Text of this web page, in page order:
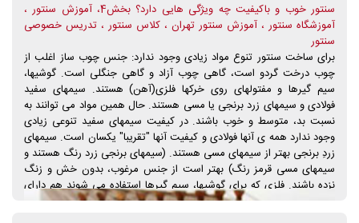
کند. یکی از مشکلاتی که امروزه با آن مواجهیم مقوله ی تولید انبوه می
باشد که طبیعی است سرعت بالای ساخت ساز توسط سازندگان، زمان لازم
را به چوب برای خشک شدن نمی دهند و بنابراین از چوبهایی استفاده می
کنند که رطوبت هنوز در نسوج وجود آنها، کم و زیاد قرار دارد و دور از انتظار
نخواهد بود اگر اینگونه سازها در آینده ای نه چندان دور دچار مشکلاتی مثل
برآمدگی صفحه ی رو یا باد کردگی صفحه ی زیرین سنتور شوند به ویژه اگر
نوازنده ای در شرایط مختلف آب و هوایی مجبور به اجرا باشد.
سنتور خوب و باکیفیت چه ویژگی هایی دارد؟ بخش4، آموزش سنتور ،
آموزشگاه سنتور ، آموزش سنتور تهران ، کلاس سنتور ، تدریس خصوصی
سنتور
برای ساخت سنتور تنوع مواد زیادی وجود ندارد: جنس چوب ساز اغلب از
چوب درخت گردو است، گاهی چوب آزاد و گاهی جنگلی است. گوشیها،
سیم گیرها و مفتولهای روی خرکها فلزی(آهن) هستند. سیمهای سفید
فولادی و سیمهای زرد برنجی یا مسی هستند. حال همین مواد می توانند به
نسبت بد، متوسط و خوب باشند. در کیفیت سیمهای سفید تنوعی زیادی
وجود ندارد همه ی آنها فولادی و کیفیت آنها "تقریبا" یکسان است. سیمهای
زردِ برنجی بهتر از سیمهای مسی هستند. (سیمهای برنجی زرد رنگ هستند و
سیمهای مسی قرمز رنگ) بهتر است از جنس مرغوب، بدون خش و زنگ
نزده باشند. فلزی که برای گوشیها، سیم گیرها استفاده می شوند هم دارای
تنوع چندان قابل توجهی در کیفیت نیستند و جنس خوب و بد آن تاثیری بر